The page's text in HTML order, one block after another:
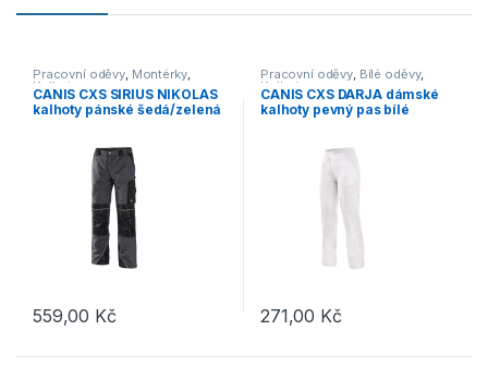
Pracovní oděvy, Montérky,
Kalhoty
CANIS CXS SIRIUS NIKOLAS
kalhoty pánské šedá/zelená
559,00 Kč
Tento produkt má více variant. Možnosti lze vybrat na stránce
Pracovní oděvy, Bílé oděvy,
Kalhoty
CANIS CXS DARJA dámské
kalhoty pevný pas bílé
271,00 Kč
Tento produkt má více